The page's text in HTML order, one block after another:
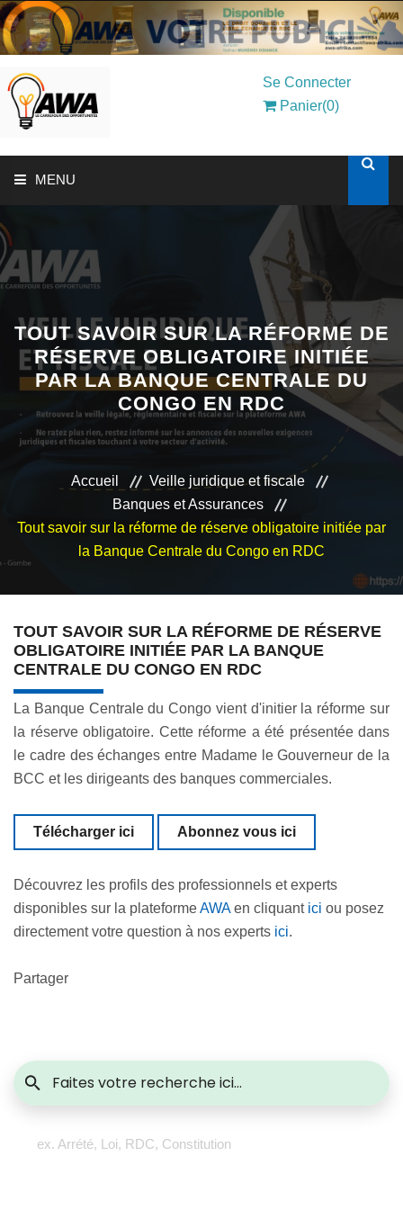
Se Connecter
Panier(0)
MENU
SOLUTIONS AUX ENTREPRISES
MON COMPTE
AWASHOP
VEILLE JURIDIQUE ET FISCALE
LES ANALYSES
TOUT SAVOIR SUR LA RÉFORME DE
RÉSERVE OBLIGATOIRE INITIÉE
PAR LA BANQUE CENTRALE DU
CONGO EN RDC
Accueil
Veille juridique et fiscale
Banques et Assurances
Tout savoir sur la réforme de réserve obligatoire initiée par
la Banque Centrale du Congo en RDC
TOUT SAVOIR SUR LA RÉFORME DE RÉSERVE
OBLIGATOIRE INITIÉE PAR LA BANQUE
CENTRALE DU CONGO EN RDC
La Banque Centrale du Congo vient d'initier la réforme sur
la réserve obligatoire. Cette réforme a été présentée dans
le cadre des échanges entre Madame le Gouverneur de la
BCC et les dirigeants des banques commerciales.
Télécharger ici Abonnez vous ici
Découvrez les profils des professionnels et experts
disponibles sur la plateformeAWAen cliquant ici ou posez
directement votre question à nos experts ici.
Partager
ex. Arrété, Loi, RDC, Constitution